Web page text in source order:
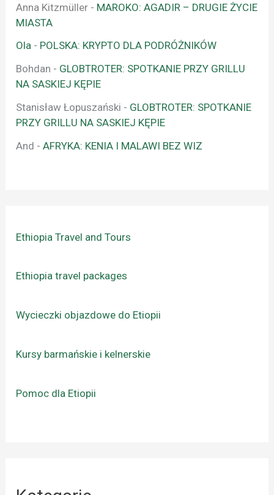
Anna Kitzmüller - MAROKO: AGADIR – DRUGIE ŻYCIE
MIASTA
Ola - POLSKA: KRYPTO DLA PODRÓŻNIKÓW
Bohdan - GLOBTROTER: SPOTKANIE PRZY GRILLU
NA SASKIEJ KĘPIE
Stanisław Łopuszański - GLOBTROTER: SPOTKANIE
PRZY GRILLU NA SASKIEJ KĘPIE
And -AFRYKA: KENIA I MALAWI BEZ WIZ
Ethiopia Travel and Tours
Ethiopia travel packages
Wycieczki objazdowe do Etiopii
Kursy barmańskie i kelnerskie
Pomoc dla Etiopii